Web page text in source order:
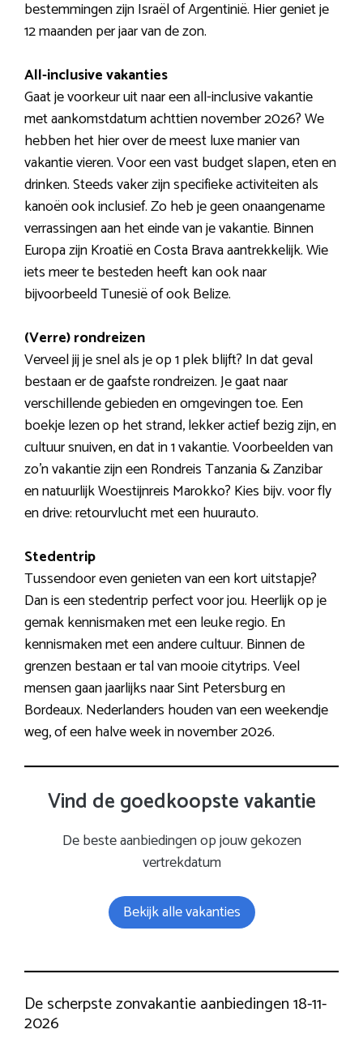
bestemmingen zijn Israël of Argentinië. Hier geniet je
12 maanden per jaar van de zon.
All-inclusive vakanties
Gaat je voorkeur uit naar een all-inclusive vakantie
met aankomstdatum achttien november 2026? We
hebben het hier over de meest luxe manier van
vakantie vieren. Voor een vast budget slapen, eten en
drinken. Steeds vaker zijn specifieke activiteiten als
kanoën ook inclusief. Zo heb je geen onaangename
verrassingen aan het einde van je vakantie. Binnen
Europa zijn Kroatië en Costa Brava aantrekkelijk. Wie
iets meer te besteden heeft kan ook naar
bijvoorbeeld Tunesië of ook Belize.
(Verre) rondreizen
Verveel jij je snel als je op 1 plek blijft? In dat geval
bestaan er de gaafste rondreizen. Je gaat naar
verschillende gebieden en omgevingen toe. Een
boekje lezen op het strand, lekker actief bezig zijn, en
cultuur snuiven, en dat in 1 vakantie. Voorbeelden van
zo’n vakantie zijn een Rondreis Tanzania & Zanzibar
en natuurlijk Woestijnreis Marokko? Kies bijv. voor fly
en drive: retourvlucht met een huurauto.
Stedentrip
Tussendoor even genieten van een kort uitstapje?
Dan is een stedentrip perfect voor jou. Heerlijk op je
gemak kennismaken met een leuke regio. En
kennismaken met een andere cultuur. Binnen de
grenzen bestaan er tal van mooie citytrips. Veel
mensen gaan jaarlijks naar Sint Petersburg en
Bordeaux. Nederlanders houden van een weekendje
weg, of een halve week in november 2026.
Vind de goedkoopste vakantie
De beste aanbiedingen op jouw gekozen
vertrekdatum
Bekijk alle vakanties
De scherpste zonvakantie aanbiedingen 18-11-
2026